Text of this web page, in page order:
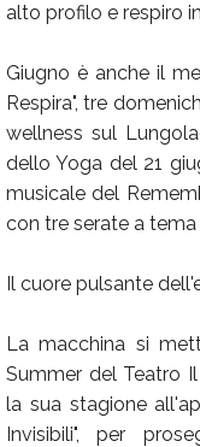
alto profilo e respiro
Giugno è anche il
Respira", tre
wellness sul
dello Yoga del 21
musicale del
con tre serate a
Il cuore pulsante
La macchina si
Summer del Teatro
la sua stagione
Invisibili", per